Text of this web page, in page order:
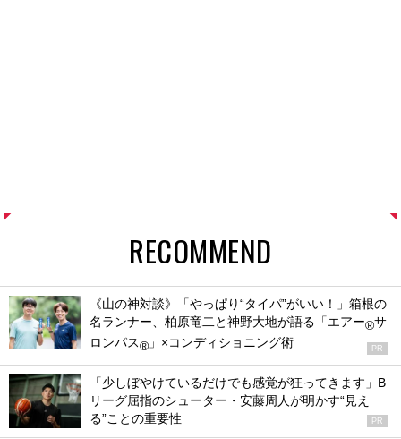
RECOMMEND
《山の神対談》「やっぱり“タイパ”がいい！」箱根の
名ランナー、柏原竜二と神野大地が語る「エアー®サ
ロンパス® 」×コンディショニング術 PR
「少しぼやけているだけでも感覚が狂ってきます」B
リーグ屈指のシューター・安藤周人が明かす“見え
る”ことの重要性
PR